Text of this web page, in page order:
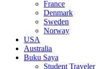
France
Denmark
Sweden
Norway
USA
Australia
Buku Saya
Student Traveler